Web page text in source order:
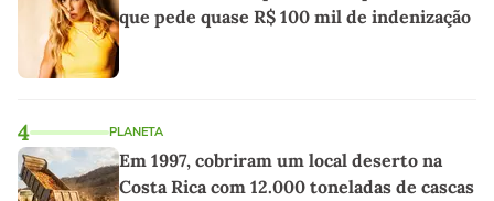
que pede quase R$ 100 mil de indenização
4 PLANETA
Em 1997, cobriram um local deserto na
Costa Rica com 12.000 toneladas de cascas